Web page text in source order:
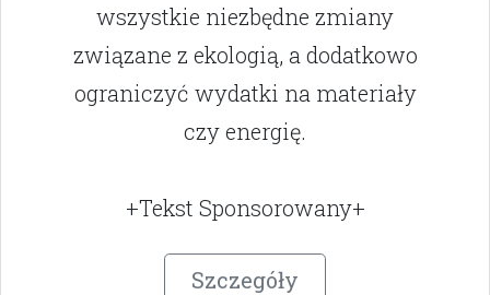
wszystkie niezbędne zmiany
związane z ekologią, a dodatkowo
ograniczyć wydatki na materiały
czy energię.
+Tekst Sponsorowany+
Szczegóły